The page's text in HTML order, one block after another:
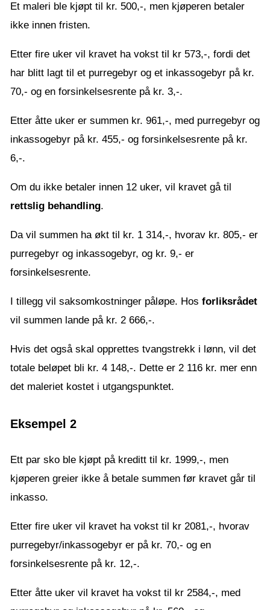
Et maleri ble kjøpt til kr. 500,-, men kjøperen betaler
ikke innen fristen.
Etter fire uker vil kravet ha vokst til kr 573,-, fordi det
har blitt lagt til et purregebyr og et inkassogebyr på kr.
70,- og en forsinkelsesrente på kr. 3,-.
Etter åtte uker er summen kr. 961,-, med purregebyr og
inkassogebyr på kr. 455,- og forsinkelsesrente på kr.
6,-.
Om du ikke betaler innen 12 uker, vil kravet gå til
rettslig behandling.
Da vil summen ha økt til kr. 1 314,-, hvorav kr. 805,- er
purregebyr og inkassogebyr, og kr. 9,- er
forsinkelsesrente.
I tillegg vil saksomkostninger påløpe. Hos forliksrådet
vil summen lande på kr. 2 666,-.
Hvis det også skal opprettes tvangstrekk i lønn, vil det
totale beløpet bli kr. 4 148,-. Dette er 2 116 kr. mer enn
det maleriet kostet i utgangspunktet.
Eksempel 2
Ett par sko ble kjøpt på kreditt til kr. 1999,-, men
kjøperen greier ikke å betale summen før kravet går til
inkasso.
Etter fire uker vil kravet ha vokst til kr 2081,-, hvorav
purregebyr/inkassogebyr er på kr. 70,- og en
forsinkelsesrente på kr. 12,-.
Etter åtte uker vil kravet ha vokst til kr 2584,-, med